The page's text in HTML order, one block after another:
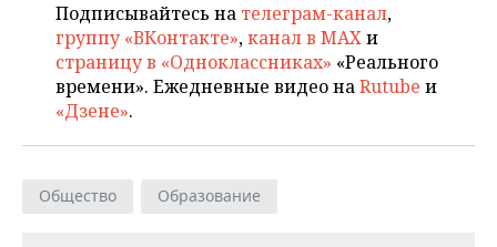
Подписывайтесь на телеграм-канал,
группу «ВКонтакте»,канал в MAXи
страницу в «Одноклассниках» «Реального
времени». Ежедневные видео наRutube и
«Дзене».
Общество Образование